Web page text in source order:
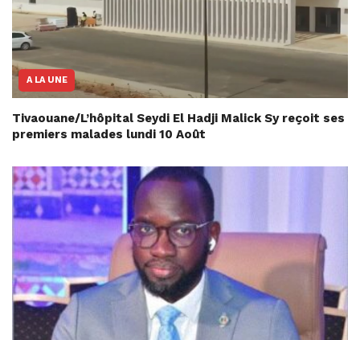
A LA UNE
Tivaouane/L’hôpital Seydi El Hadji Malick Sy reçoit ses
premiers malades lundi 10 Août